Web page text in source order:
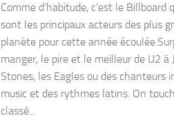
Comme d’habitude, c’est le Billboard
sont les principaux acteurs des plus
planète pour cette année
manger, le pire et le meilleur de U2
Stones, les Eagles ou des chanteurs
music et des rythmes latins. On
classé...